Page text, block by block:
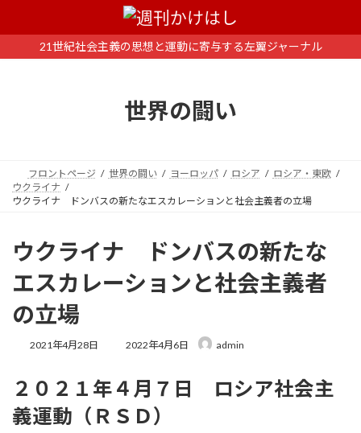
ン
ー
21世紀社会主義の思想と運動に寄与する左翼ジャーナル
世界の闘い
フロントページ 世界の闘い ヨーロッパ ロシア
ロシア・東欧
ウクライナ
ウクライナ ドンバスの新たなエスカレーションと社会主義者の立場
ウクライナ ドンバスの新たな
エスカレーションと社会主義者
の立場
2021年4月28日
最
新
日
時
:
2022年4月6日 admin
２０２１年４月７日 ロシア社会主
義運動（ＲＳＤ）